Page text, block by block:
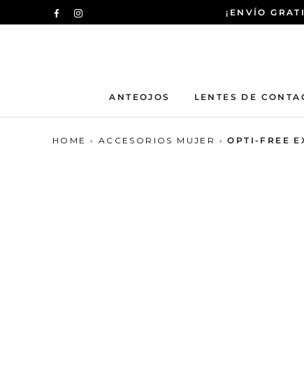
al
¡ENVÍO
ANTEOJOS LENTES DE
HOME › ACCESORIOS MUJER › OPTI-FREE